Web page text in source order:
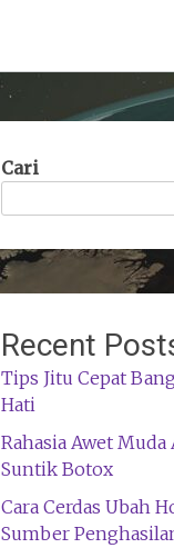
Cari
Recent
Tips Jitu Cepat
Hati
Rahasia Awet
Suntik Botox
Cara Cerdas Ubah
Sumber